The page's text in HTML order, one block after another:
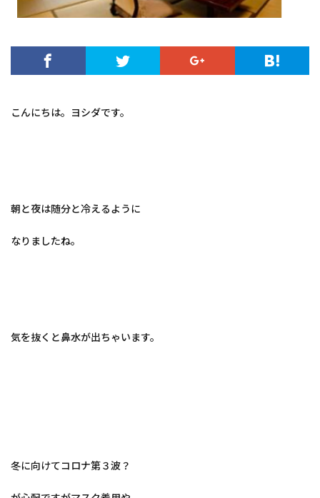
こんにちは。ヨシダです。
朝と夜は随分と冷えるように
なりましたね。
気を抜くと鼻水が出ちゃいます。
冬に向けてコロナ第３波？